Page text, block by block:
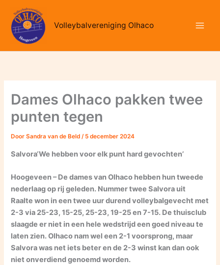
naar
inhoud
Volleybalvereniging Olhaco
Dames Olhaco pakken twee
punten tegen
DoorSandra van de Beld/ 5 december 2024
Salvora‘We hebben voor elk punt hard gevochten’
Hoogeveen – De dames van Olhaco hebben hun tweede
nederlaag op rij geleden. Nummer twee Salvora uit
Raalte won in een twee uur durend volleybalgevecht met
2-3 via 25-23, 15-25, 25-23, 19-25 en 7-15. De thuisclub
slaagde er niet in een hele wedstrijd een goed niveau te
laten zien. Olhaco nam wel een 2-1 voorsprong, maar
Salvora was net iets beter en de 2-3 winst kan dan ook
niet onverdiend genoemd worden.